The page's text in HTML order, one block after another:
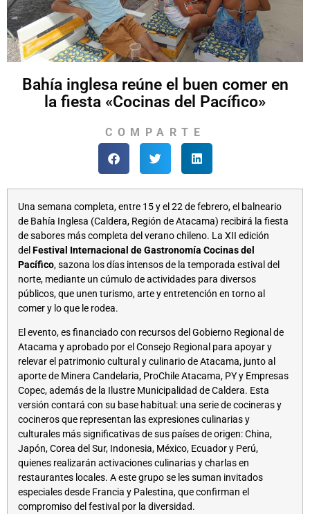
Bahía inglesa reúne el buen comer en
la fiesta «Cocinas del Pacífico»
COMPARTE
Una semana completa, entre 15 y el 22 de febrero, el balneario
de Bahía Inglesa (Caldera, Región de Atacama) recibirá la fiesta
de sabores más completa del verano chileno. La XII edición
del Festival Internacional de Gastronomía Cocinas del
Pacífico, sazona los días intensos de la temporada estival del
norte, mediante un cúmulo de actividades para diversos
públicos, que unen turismo, arte y entretención en torno al
comer y lo que le rodea.
El evento, es financiado con recursos del Gobierno Regional de
Atacama y aprobado por el Consejo Regional para apoyar y
relevar el patrimonio cultural y culinario de Atacama, junto al
aporte de Minera Candelaria, ProChile Atacama, PY y Empresas
Copec, además de la Ilustre Municipalidad de Caldera. Esta
versión contará con su base habitual: una serie de cocineras y
cocineros que representan las expresiones culinarias y
culturales más significativas de sus países de origen: China,
Japón, Corea del Sur, Indonesia, México, Ecuador y Perú,
quienes realizarán activaciones culinarias y charlas en
restaurantes locales. A este grupo se les suman invitados
especiales desde Francia y Palestina, que confirman el
compromiso del festival por la diversidad.